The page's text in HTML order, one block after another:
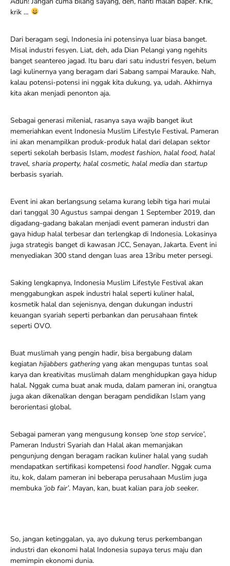
krik …
Dari beragam segi, Indonesia ini potensinya luar biasa banget.
Misal industri fesyen. Liat, deh, ada Dian Pelangi yang ngehits
banget seantereo jagad. Itu baru dari satu industri fesyen, belum
lagi kulinernya yang beragam dari Sabang sampai Marauke. Nah,
kalau potensi-potensi ini nggak kita dukung, ya, udah. Akhirnya
kita akan menjadi penonton aja.
Sebagai generasi milenial, rasanya saya wajib banget ikut
memeriahkan event Indonesia Muslim Lifestyle Festival. Pameran
ini akan menampilkan produk-produk halal dari delapan sektor
seperti sekolah berbasis Islam, modest fashion, halal food, halal
travel, sharia property, halal cosmetic, halal media dan startup
berbasis syariah.
Event ini akan berlangsung selama kurang lebih tiga hari mulai
dari tanggal 30 Agustus sampai dengan 1 September 2019, dan
digadang-gadang bakalan menjadi event pameran industri dan
gaya hidup halal terbesar dan terlengkap di Indonesia. Lokasinya
juga strategis banget di kawasan JCC, Senayan, Jakarta. Event ini
menyediakan 300 stand dengan luas area 13ribu meter persegi.
Saking lengkapnya, Indonesia Muslim Lifestyle Festival akan
menggabungkan aspek industri halal seperti kuliner halal,
kosmetik halal dan sejenisnya, dengan dukungan industri
keuangan syariah seperti perbankan dan perusahaan fintek
seperti OVO.
Buat muslimah yang pengin hadir, bisa bergabung dalam
kegiatan hijabbers gathering yang akan mengupas tuntas soal
karya dan kreativitas muslimah dalam menghidupkan gaya hidup
halal. Nggak cuma buat anak muda, dalam pameran ini, orangtua
juga akan dikenalkan dengan beragam pendidikan Islam yang
berorientasi global.
Sebagai pameran yang mengusung konsep ‘one stop service’,
Pameran Industri Syariah dan Halal akan memanjakan
pengunjung dengan beragam racikan kuliner halal yang sudah
mendapatkan sertifikasi kompetensi food handler. Nggak cuma
itu, kok, dalam pameran ini beberapa perusahaan Muslim juga
membuka ‘job fair’. Mayan, kan, buat kalian para job seeker.
So, jangan ketinggalan, ya, ayo dukung terus perkembangan
industri dan ekonomi halal Indonesia supaya terus maju dan
memimpin ekonomi dunia.